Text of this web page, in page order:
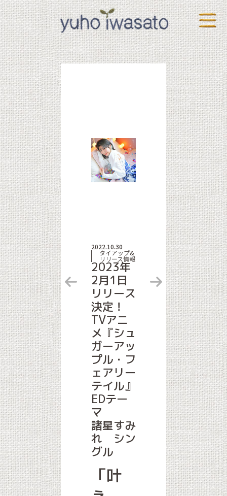
2022.10.30
タイアップ&
リリース情報
2023年
2月1日
リリース
決定！
TVアニ
メ『シュ
ガーアッ
プル・フ
ェアリー
テイル』
EDテー
マ
諸星すみ
れ シン
グル
「叶